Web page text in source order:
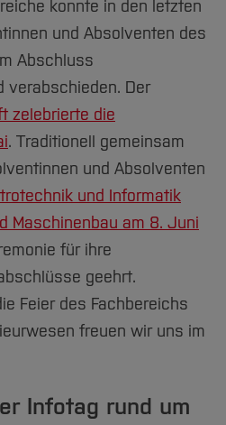
konnte in den letzten
und Absolventen des
Abschluss
verabschieden. Der
zelebrierte die
. Traditionell gemeinsam
und Absolventen
und Informatik
Maschinenbau am 8. Juni
für ihre
geehrt.
Feier des Fachbereichs
freuen wir uns im
Infotag rund um